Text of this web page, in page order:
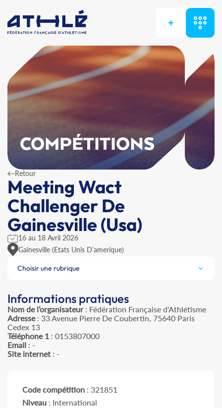
+
COMPÉTITIONS
Retour
Meeting Wact
Challenger De
Gainesville (Usa)
16 au 18 Avril 2026
Gainesville (Etats Unis D’amerique)
Choisir une rubrique
Informations pratiques
Nom de l’organisateur: Fédération Française d'Athlétisme
Adresse: 33 Avenue Pierre De Coubertin, 75640 Paris
Cedex 13
Téléphone 1 : 0153807000
Email : -
Site internet : -
Code compétition : 321851
Niveau : International